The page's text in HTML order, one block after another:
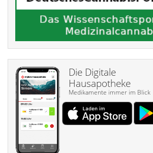
Die Digitale
Hausapotheke
Medikamente immer im Blick